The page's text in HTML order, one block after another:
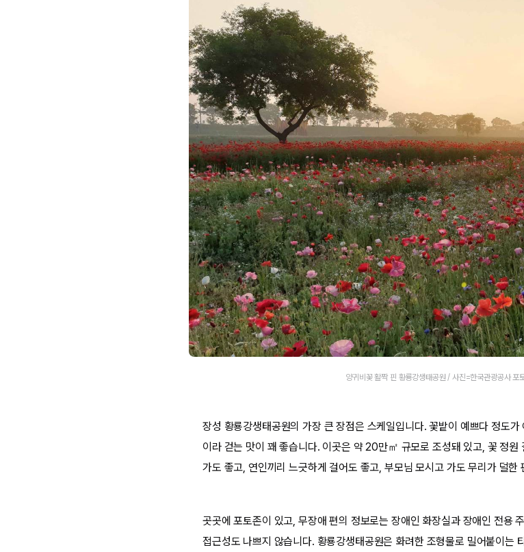
양귀비꽃 활짝 핀 황룡강생태공원 / 사진=한국관광공사 포
장성 황룡강생태공원의 가장 큰 장점은 스케일입니다. 꽃밭이 예쁘다 정도
이라 걷는 맛이 꽤 좋습니다. 이곳은 약 20만㎡ 규모로 조성돼 있고, 꽃 정원
가도 좋고, 연인끼리 느긋하게 걸어도 좋고, 부모님 모시고 가도 무리가 덜한
곳곳에 포토존이 있고, 무장애 편의 정보로는 장애인 화장실과 장애인 전용
접근성도 나쁘지 않습니다. 황룡강생태공원은 화려한 조형물로 밀어붙이는